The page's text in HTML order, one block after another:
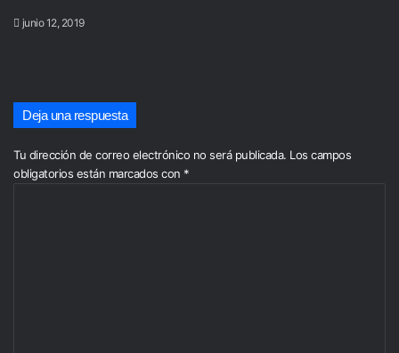
junio 12, 2019
Deja una respuesta
Tu dirección de correo electrónico no será publicada. Los campos
obligatorios están marcados con *